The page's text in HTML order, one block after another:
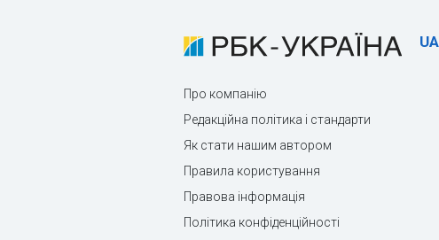
UA
Про компанію
Редакційна політика і стандарти
Як стати нашим автором
Правила користування
Правова інформація
Політика конфіденційності